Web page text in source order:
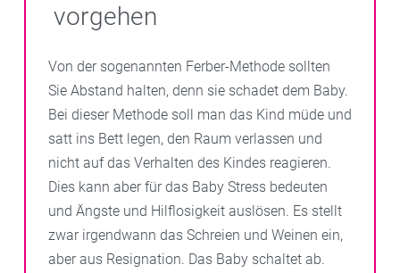
vorgehen
Von der sogenannten Ferber-Methode sollten
Sie Abstand halten, denn sie schadet dem Baby.
Bei dieser Methode soll man das Kind müde und
satt ins Bett legen, den Raum verlassen und
nicht auf das Verhalten des Kindes reagieren.
Dies kann aber für das Baby Stress bedeuten
und Ängste und Hilflosigkeit auslösen. Es stellt
zwar irgendwann das Schreien und Weinen ein,
aber aus Resignation. Das Baby schaltet ab.